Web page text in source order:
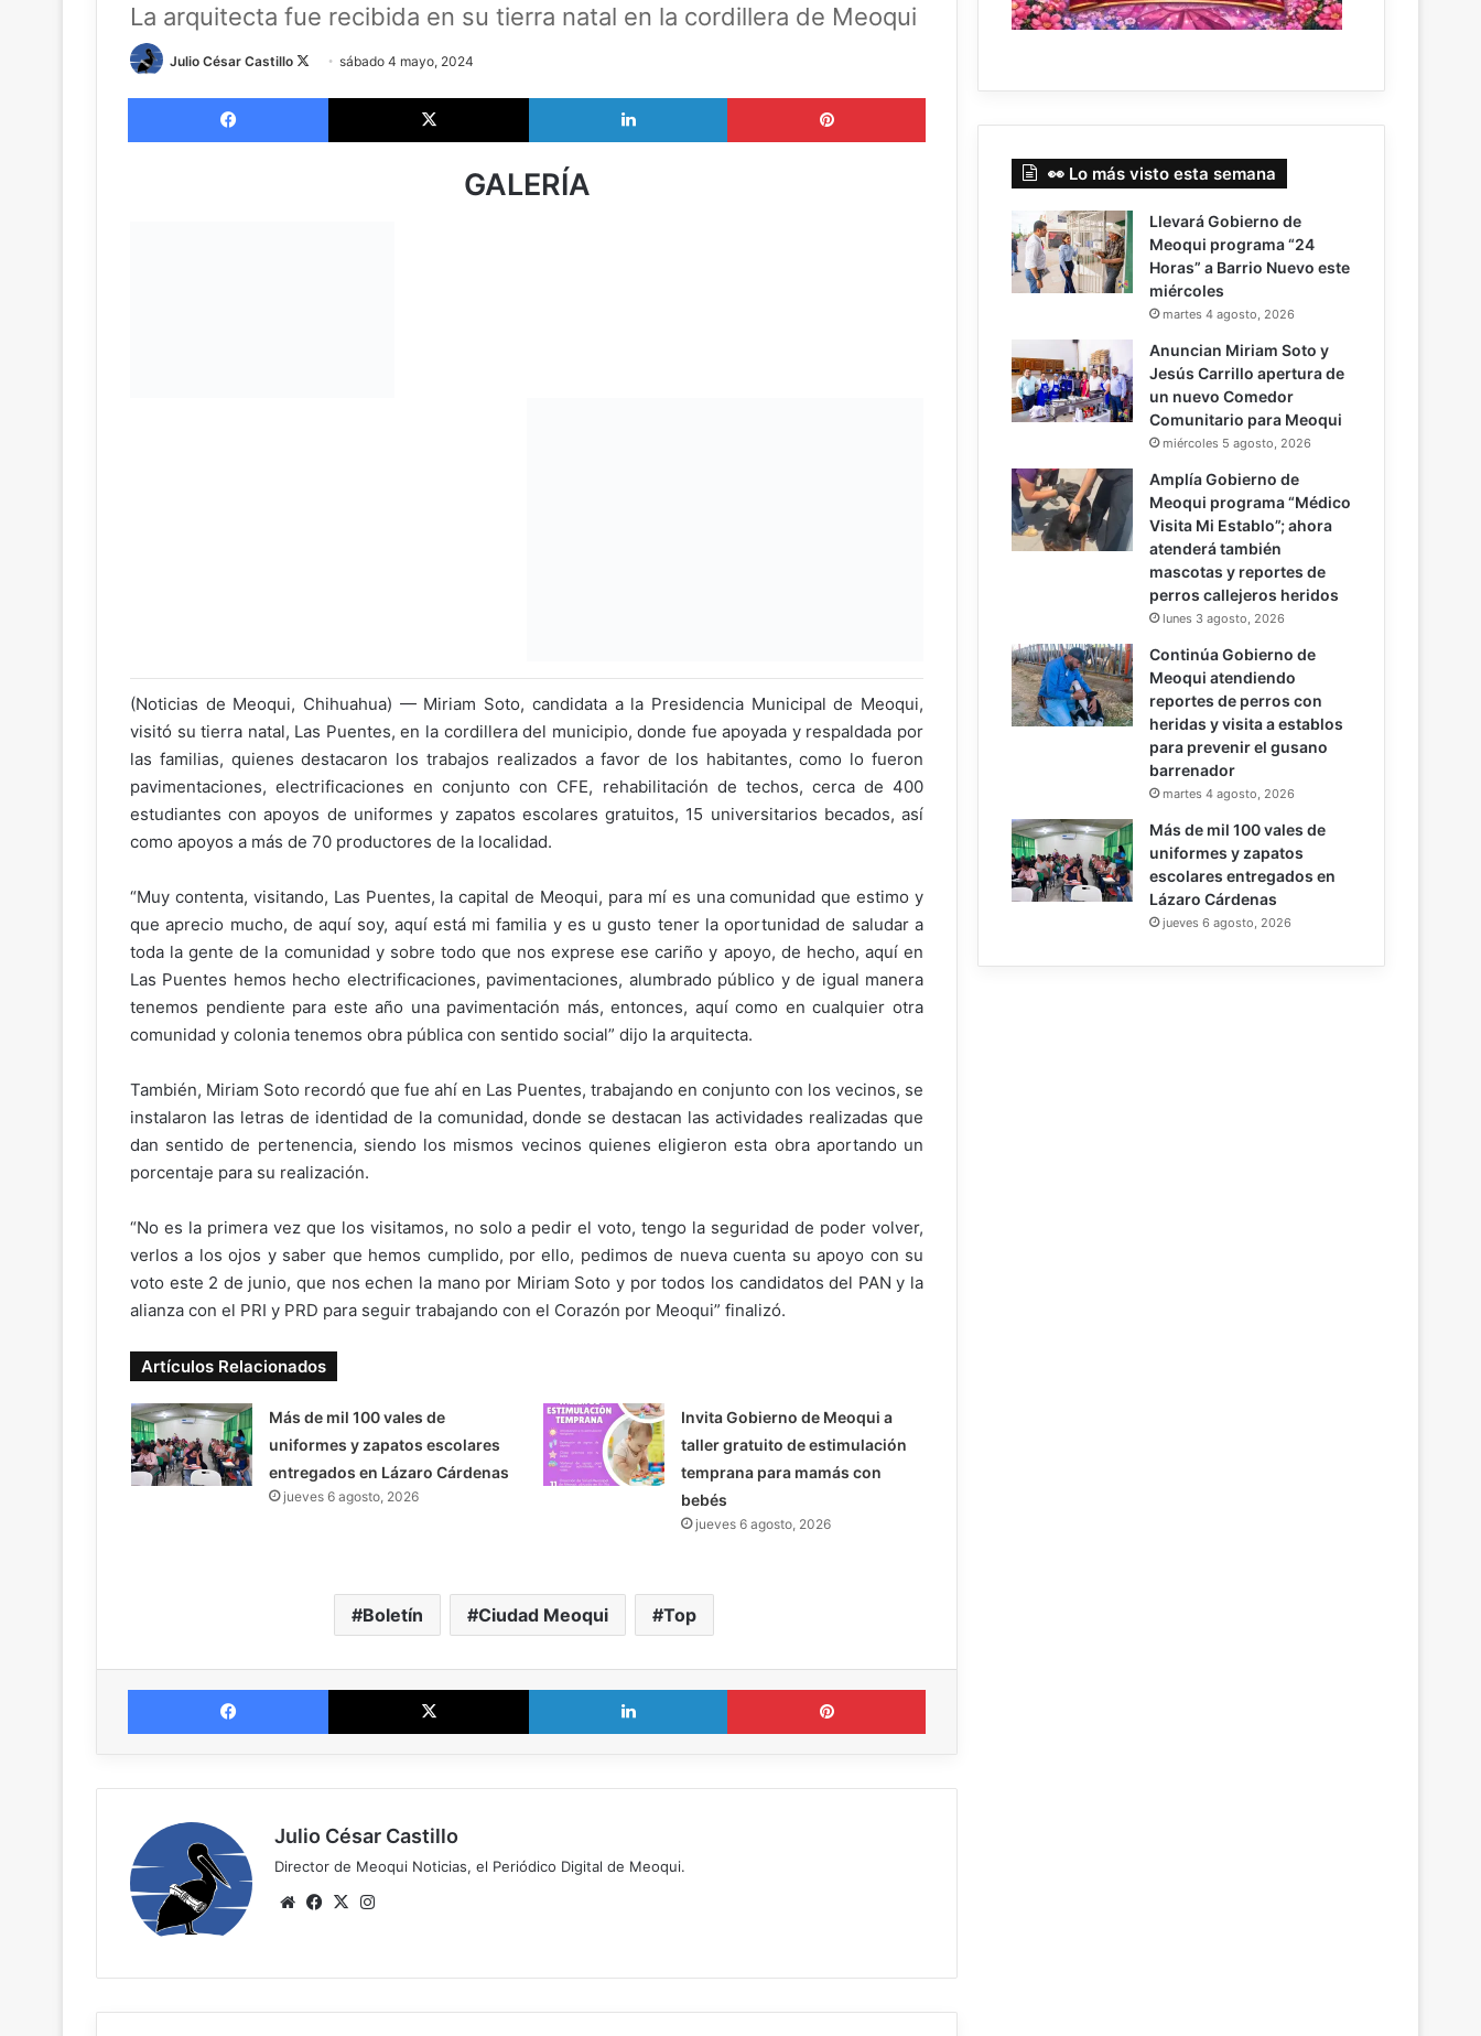
La arquitecta fue recibida en su tierra natal en la cordillera de Meoqui
Julio César Castillo
Followsábado 4 mayo, 2024
Facebook X LinkedIn Pinterest
GALERÍA
(Noticias de Meoqui, Chihuahua) — Miriam Soto, candidata a la Presidencia Municipal de Meoqui,
visitó su tierra natal, Las Puentes, en la cordillera del municipio, donde fue apoyada y respaldada por
las familias, quienes destacaron los trabajos realizados a favor de los habitantes, como lo fueron
pavimentaciones, electrificaciones en conjunto con CFE, rehabilitación de techos, cerca de 400
estudiantes con apoyos de uniformes y zapatos escolares gratuitos, 15 universitarios becados, así
como apoyos a más de 70 productores de la localidad.
“Muy contenta, visitando, Las Puentes, la capital de Meoqui, para mí es una comunidad que estimo y
que aprecio mucho, de aquí soy, aquí está mi familia y es u gusto tener la oportunidad de saludar a
toda la gente de la comunidad y sobre todo que nos exprese ese cariño y apoyo, de hecho, aquí en
Las Puentes hemos hecho electrificaciones, pavimentaciones, alumbrado público y de igual manera
tenemos pendiente para este año una pavimentación más, entonces, aquí como en cualquier otra
comunidad y colonia tenemos obra pública con sentido social” dijo la arquitecta.
También, Miriam Soto recordó que fue ahí en Las Puentes, trabajando en conjunto con los vecinos, se
instalaron las letras de identidad de la comunidad, donde se destacan las actividades realizadas que
dan sentido de pertenencia, siendo los mismos vecinos quienes eligieron esta obra aportando un
porcentaje para su realización.
“No es la primera vez que los visitamos, no solo a pedir el voto, tengo la seguridad de poder volver,
verlos a los ojos y saber que hemos cumplido, por ello, pedimos de nueva cuenta su apoyo con su
voto este 2 de junio, que nos echen la mano por Miriam Soto y por todos los candidatos del PAN y la
alianza con el PRI y PRD para seguir trabajando con el Corazón por Meoqui” finalizó.
Artículos Relacionados
Más de mil 100 vales de
uniformes y zapatos escolares
entregados en Lázaro Cárdenas
jueves 6 agosto, 2026
Invita Gobierno de Meoqui a
taller gratuito de estimulación
temprana para mamás con
bebés
jueves 6 agosto, 2026
Boletín Ciudad Meoqui Top
Facebook X LinkedIn Pinterest
Julio César Castillo
Director de Meoqui Noticias, el Periódico Digital de Meoqui.
WebsiteFacebook
X
👀 Lo más visto esta semana
Llevará Gobierno de
Meoqui programa “24
Horas” a Barrio Nuevo este
miércoles
martes 4 agosto, 2026
Anuncian Miriam Soto y
Jesús Carrillo apertura de
un nuevo Comedor
Comunitario para Meoqui
miércoles 5 agosto, 2026
Amplía Gobierno de
Meoqui programa “Médico
Visita Mi Establo”; ahora
atenderá también
mascotas y reportes de
perros callejeros heridos
lunes 3 agosto, 2026
Continúa Gobierno de
Meoqui atendiendo
reportes de perros con
heridas y visita a establos
para prevenir el gusano
barrenador
martes 4 agosto, 2026
Más de mil 100 vales de
uniformes y zapatos
escolares entregados en
Lázaro Cárdenas
jueves 6 agosto, 2026